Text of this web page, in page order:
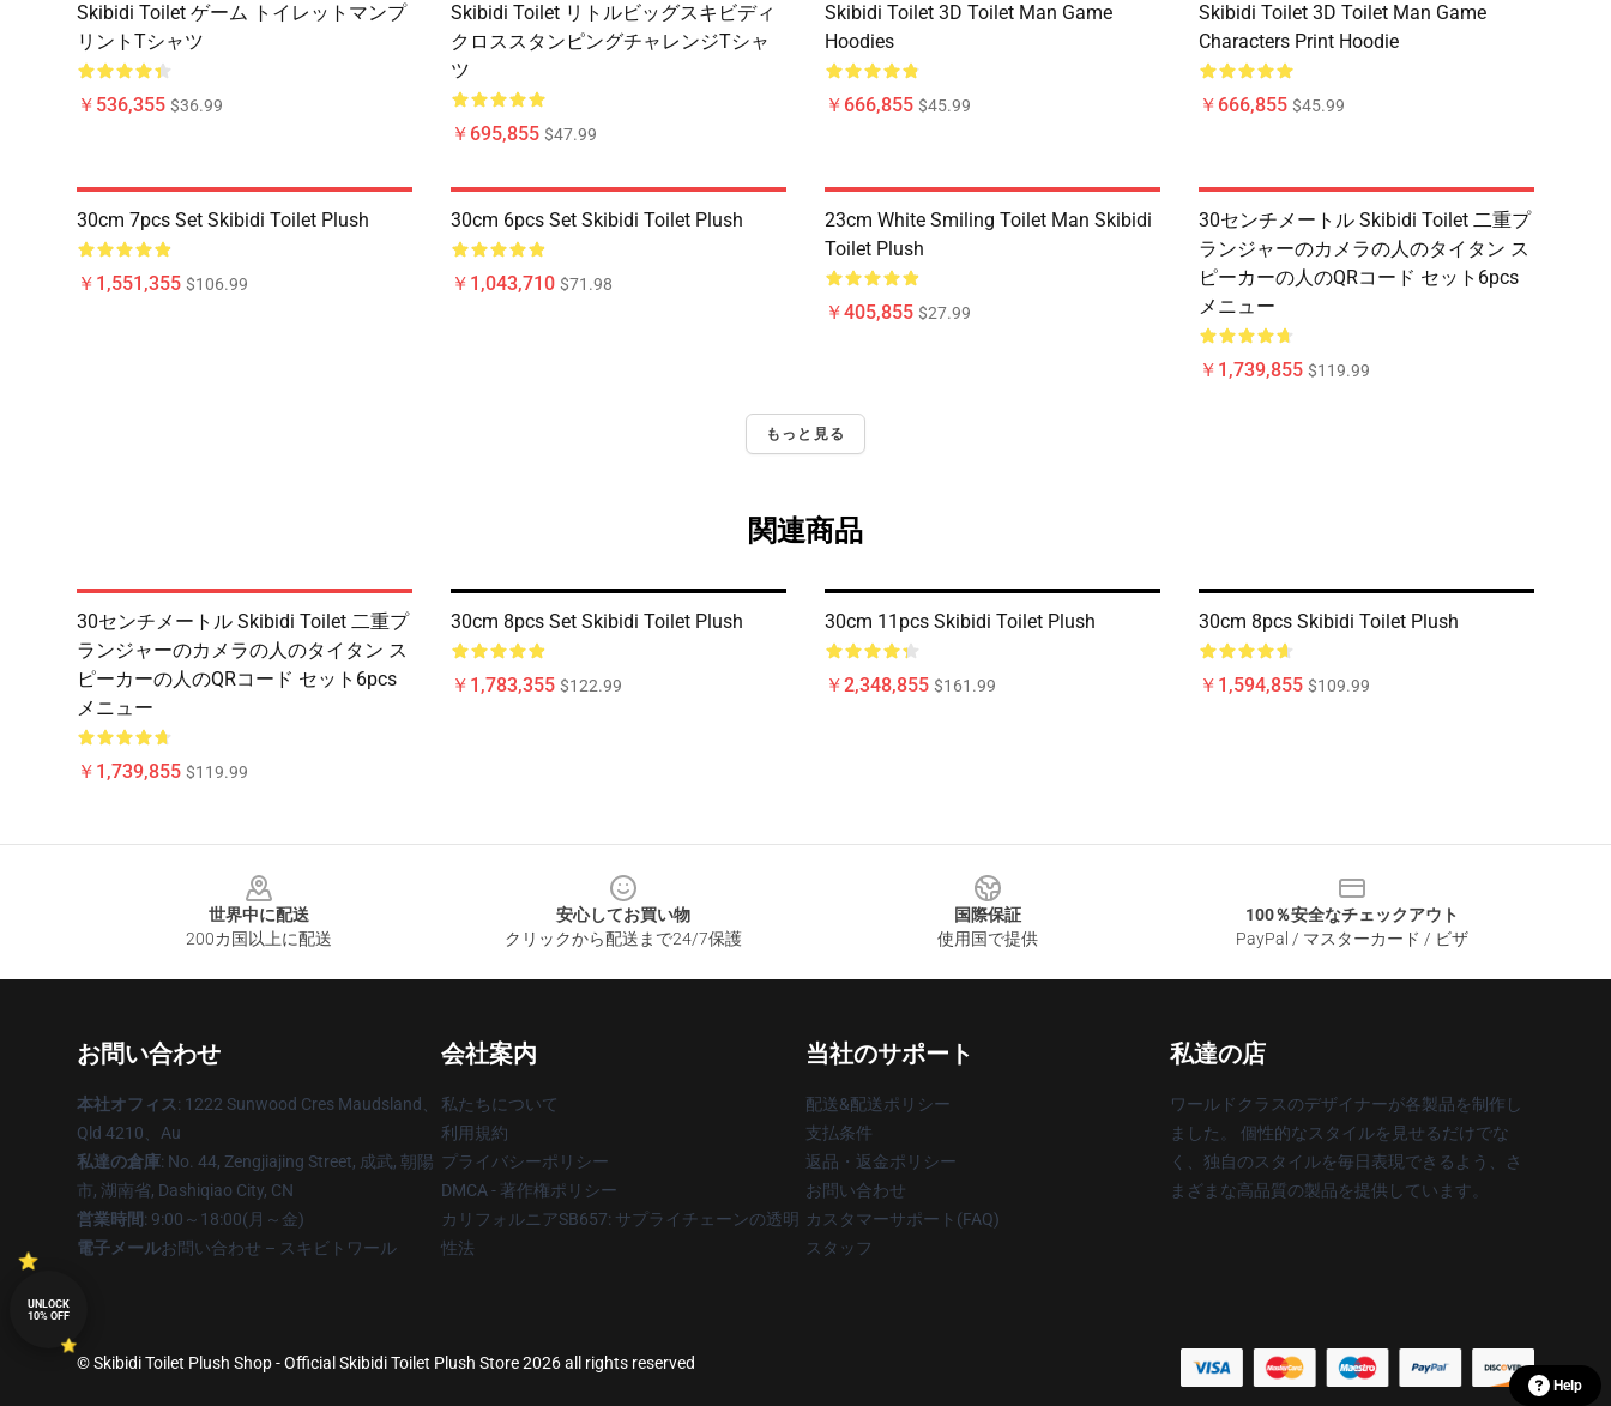
Skibidi Toilet ゲーム トイレットマンプ
リントTシャツ
￥536,355 $36.99
Skibidi Toilet リトルビッグスキビディ
クロススタンピングチャレンジTシャ
ツ
￥695,855 $47.99
Skibidi Toilet 3D Toilet Man Game
Hoodies
￥666,855 $45.99
Skibidi Toilet 3D Toilet Man Game
Characters Print Hoodie
￥666,855 $45.99
30cm 7pcs Set Skibidi Toilet Plush
￥1,551,355 $106.99
30cm 6pcs Set Skibidi Toilet Plush
￥1,043,710 $71.98
23cm White Smiling Toilet Man Skibidi
Toilet Plush
￥405,855 $27.99
30センチメートル Skibidi Toilet 二重プ
ランジャーのカメラの人のタイタン ス
ピーカーの人のQRコード セット6pcs
メニュー
￥1,739,855 $119.99
もっと見る
関連商品
30センチメートル Skibidi Toilet 二重プ
ランジャーのカメラの人のタイタン ス
ピーカーの人のQRコード セット6pcs
メニュー
￥1,739,855 $119.99
30cm 8pcs Set Skibidi Toilet Plush
￥1,783,355 $122.99
30cm 11pcs Skibidi Toilet Plush
￥2,348,855 $161.99
30cm 8pcs Skibidi Toilet Plush
￥1,594,855 $109.99
世界中に配送
200カ国以上に配送
安心してお買い物
クリックから配送まで24/7保護
国際保証
使用国で提供
100％安全なチェックアウト
PayPal / マスターカード / ビザ
お問い合わせ
本社オフィス: 1222 Sunwood Cres Maudsland、
Qld 4210、Au
私達の倉庫: No. 44, Zengjiajing Street, 成武, 朝陽
市, 湖南省, Dashiqiao City, CN
営業時間: 9:00～18:00(月～金)
電子メールお問い合わせ – スキビトワール
会社案内
私たちについて
利用規約
プライバシーポリシー
DMCA - 著作権ポリシー
カリフォルニアSB657: サプライチェーンの透明
性法
当社のサポート
配送&配送ポリシー
支払条件
返品・返金ポリシー
お問い合わせ
カスタマーサポート(FAQ)
スタッフ
私達の店
ワールドクラスのデザイナーが各製品を制作し
ました。 個性的なスタイルを見せるだけでな
く、独自のスタイルを毎日表現できるよう、さ
まざまな高品質の製品を提供しています。
© Skibidi Toilet Plush Shop - Official Skibidi Toilet Plush Store 2026 all rights reserved
UNLOCK
10% OFF
Help